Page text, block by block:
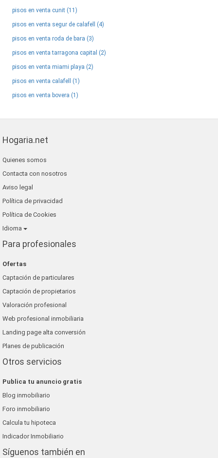
pisos en venta cunit (11)
pisos en venta segur de calafell (4)
pisos en venta roda de bara (3)
pisos en venta tarragona capital (2)
pisos en venta miami playa (2)
pisos en venta calafell (1)
pisos en venta bovera (1)
Hogaria.net
Quienes somos
Contacta con nosotros
Aviso legal
Política de privacidad
Política de Cookies
Idioma
Para profesionales
Ofertas
Captación de particulares
Captación de propietarios
Valoración profesional
Web profesional inmobiliaria
Landing page alta conversión
Planes de publicación
Otros servicios
Publica tu anuncio gratis
Blog inmobiliario
Foro inmobiliario
Calcula tu hipoteca
Indicador Inmobiliario
Síguenos también en